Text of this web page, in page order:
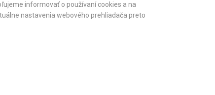
informovať o používaní cookies a na
nastavenia webového prehliadača preto